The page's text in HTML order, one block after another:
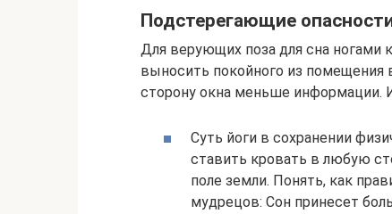
Подстерегающие
Для верующих поза для сна ногами
выносить покойного из помещения
сторону окна меньше информации.
Суть йоги в сохранении
ставить кровать в любую
поле земли. Понять, как
мудрецов: Сон принесет